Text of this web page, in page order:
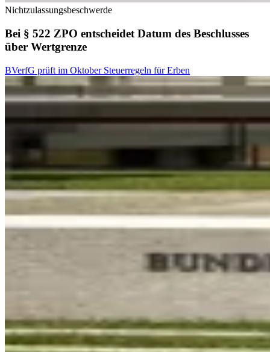
Nichtzulassungsbeschwerde
Bei § 522 ZPO entscheidet Datum des Beschlusses
über Wertgrenze
BVerfG prüft im Oktober Steuerregeln für Erben